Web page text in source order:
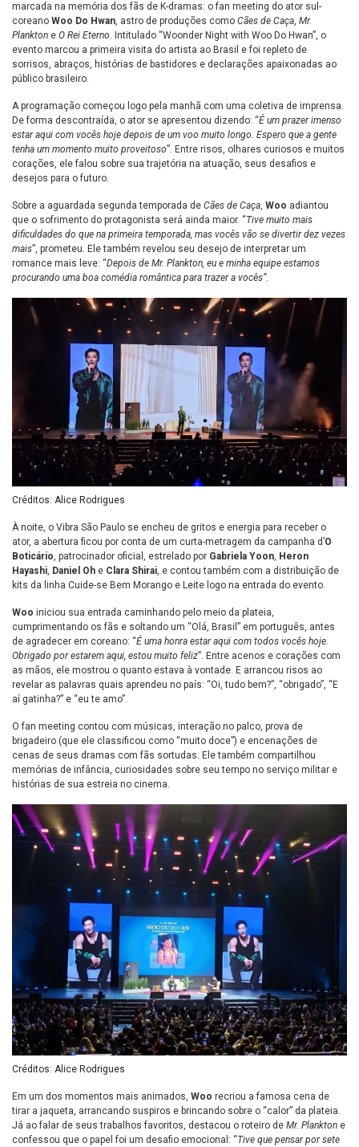
marcada na memória dos fãs de K-dramas: o fan meeting do ator sul-
coreano Woo Do Hwan, astro de produções como Cães de Caça, Mr.
Plankton e O Rei Eterno. Intitulado “Woonder Night with Woo Do Hwan”, o
evento marcou a primeira visita do artista ao Brasil e foi repleto de
sorrisos, abraços, histórias de bastidores e declarações apaixonadas ao
público brasileiro.
A programação começou logo pela manhã com uma coletiva de imprensa.
De forma descontraída, o ator se apresentou dizendo: “É um prazer imenso
estar aqui com vocês hoje depois de um voo muito longo. Espero que a gente
tenha um momento muito proveitoso”. Entre risos, olhares curiosos e muitos
corações, ele falou sobre sua trajetória na atuação, seus desafios e
desejos para o futuro.
Sobre a aguardada segunda temporada de Cães de Caça, Woo adiantou
que o sofrimento do protagonista será ainda maior. “Tive muito mais
dificuldades do que na primeira temporada, mas vocês vão se divertir dez vezes
mais”, prometeu. Ele também revelou seu desejo de interpretar um
romance mais leve: “Depois de Mr. Plankton, eu e minha equipe estamos
procurando uma boa comédia romântica para trazer a vocês”.
Créditos: Alice Rodrigues
À noite, o Vibra São Paulo se encheu de gritos e energia para receber o
ator, a abertura ficou por conta de um curta-metragem da campanha d’O
Boticário, patrocinador oficial, estrelado por Gabriela Yoon, Heron
Hayashi, Daniel Oh e Clara Shirai, e contou também com a distribuição de
kits da linha Cuide-se Bem Morango e Leite logo na entrada do evento.
Woo iniciou sua entrada caminhando pelo meio da plateia,
cumprimentando os fãs e soltando um “Olá, Brasil” em português, antes
de agradecer em coreano: “É uma honra estar aqui com todos vocês hoje.
Obrigado por estarem aqui, estou muito feliz”. Entre acenos e corações com
as mãos, ele mostrou o quanto estava à vontade. E arrancou risos ao
revelar as palavras quais aprendeu no país: “Oi, tudo bem?”, “obrigado”, “E
aí gatinha?” e “eu te amo”.
O fan meeting contou com músicas, interação no palco, prova de
brigadeiro (que ele classificou como “muito doce”) e encenações de
cenas de seus dramas com fãs sortudas. Ele também compartilhou
memórias de infância, curiosidades sobre seu tempo no serviço militar e
histórias de sua estreia no cinema.
Créditos: Alice Rodrigues
Em um dos momentos mais animados, Woo recriou a famosa cena de
tirar a jaqueta, arrancando suspiros e brincando sobre o “calor” da plateia.
Já ao falar de seus trabalhos favoritos, destacou o roteiro de Mr. Plankton e
confessou que o papel foi um desafio emocional: “Tive que pensar por sete